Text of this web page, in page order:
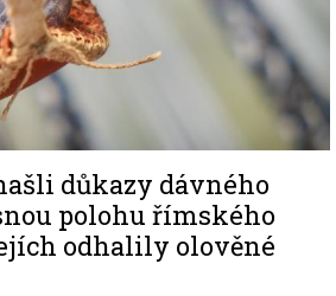
důkazy dávného
polohu římského
odhalily olověné